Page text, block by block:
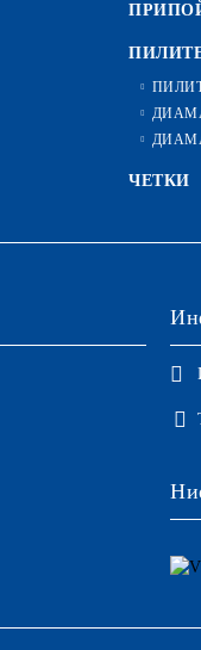
ЧЕТКИ